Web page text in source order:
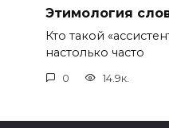
Этимология
Кто такой
настолько часто
0 14.9к.